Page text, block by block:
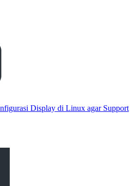
Display di Linux agar Support